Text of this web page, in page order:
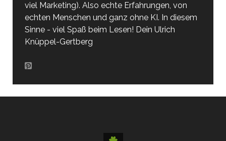
viel Marketing). Also echte Erfahrungen, von
echten Menschen und ganz ohne KI. In diesem
Sinne - viel Spaß beim Lesen! Dein Ulrich
Knüppel-Gertberg